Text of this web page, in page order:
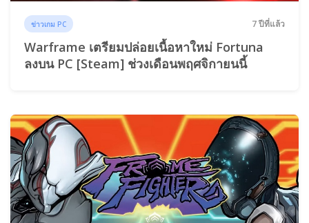
ข่าวเกม PC 7 ปีที่แล้ว
Warframe เตรียมปล่อยเนื้อหาใหม่ Fortuna
ลงบน PC [Steam] ช่วงเดือนพฤศจิกายนนี้